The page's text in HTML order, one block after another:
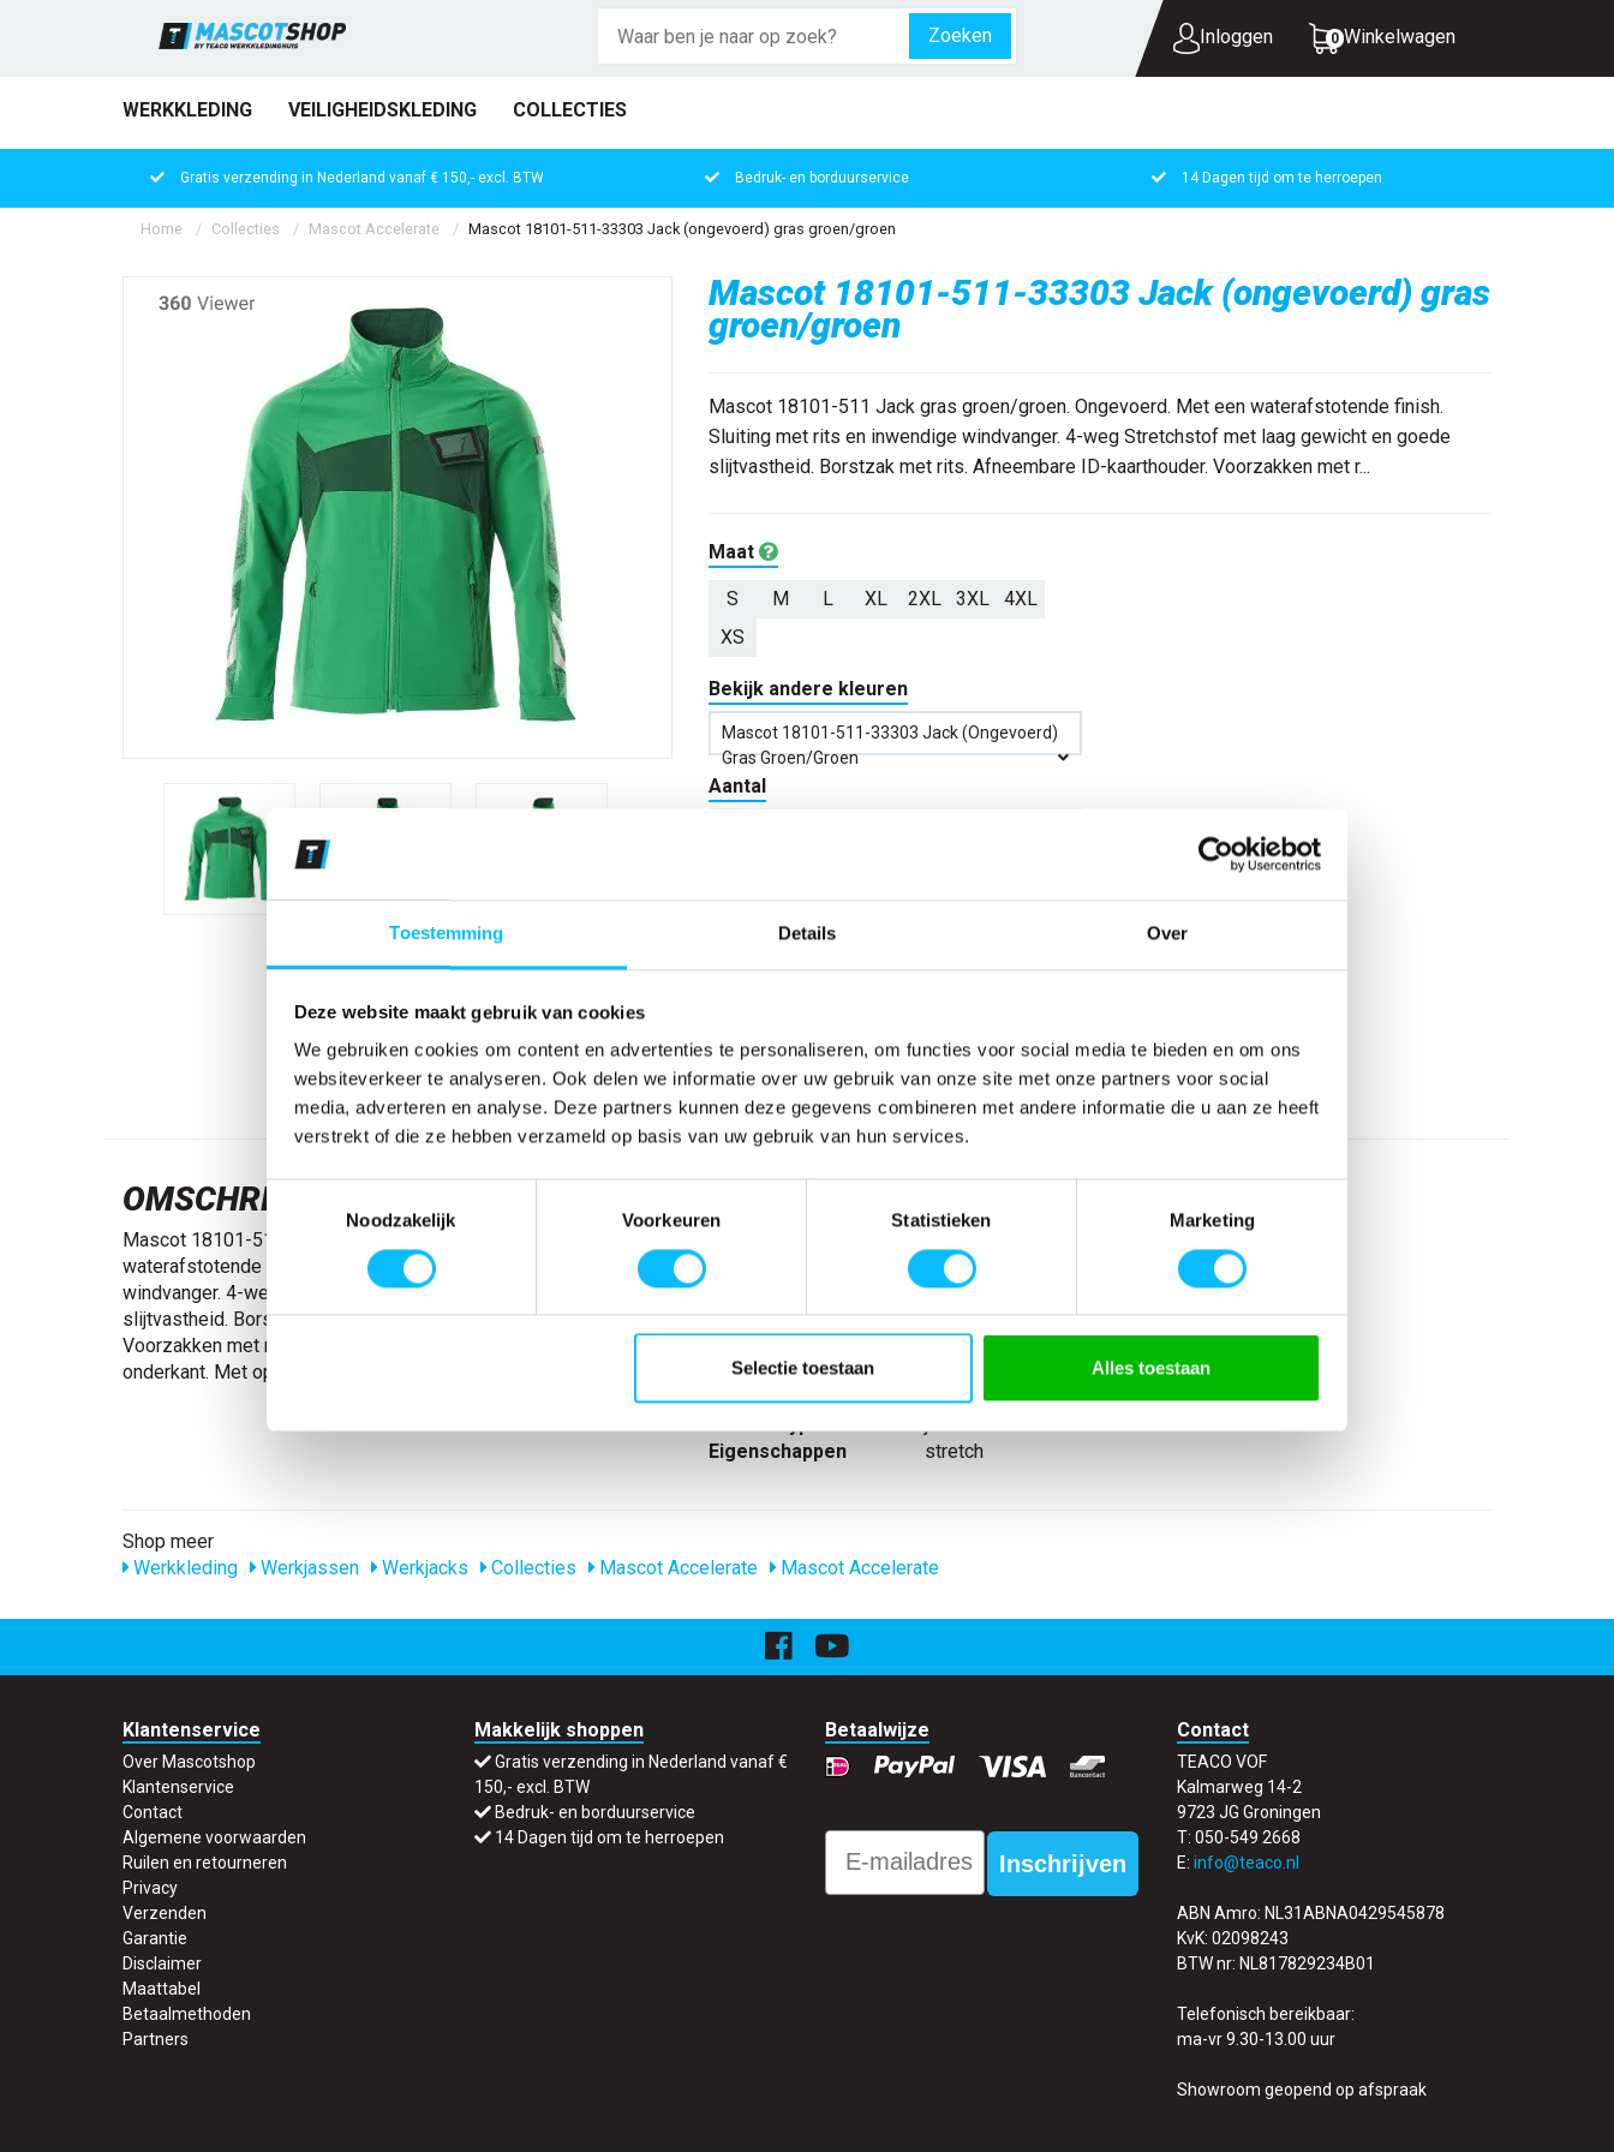
Toestemming Details Over
Deze website maakt gebruik van cookies
We gebruiken cookies om content en advertenties te personaliseren, om functies voor social media te bieden en om ons
websiteverkeer te analyseren. Ook delen we informatie over uw gebruik van onze site met onze partners voor social
media, adverteren en analyse. Deze partners kunnen deze gegevens combineren met andere informatie die u aan ze heeft
verstrekt of die ze hebben verzameld op basis van uw gebruik van hun services.
Toestemmingsselectie
Noodzakelijk
Voorkeuren Statistieken Marketing
Selectie toestaan Alles toestaan
Zoeken Inloggen 0 Winkelwagen
WERKKLEDING VEILIGHEIDSKLEDING COLLECTIES
UW WINKELWAGEN IS LEEG.
Gratis verzending in Nederland vanaf € 150,- excl. BTW Bedruk- en borduurservice 14 Dagen tijd om te herroepen
Home Collecties Mascot Accelerate Mascot 18101-511-33303 Jack (ongevoerd) gras groen/groen
Mascot 18101-511-33303 Jack (ongevoerd) gras
groen/groen
Mascot 18101-511 Jack gras groen/groen. Ongevoerd. Met een waterafstotende finish.
Sluiting met rits en inwendige windvanger. 4-weg Stretchstof met laag gewicht en goede
slijtvastheid. Borstzak met rits. Afneembare ID-kaarthouder. Voorzakken met r...
Maat
S M L XL 2XL 3XL
4XL
XS
Bekijk andere kleuren
Mascot 18101-511-33303 Jack (ongevoerd)
Gras Groen/groen
Aantal
Kies kleur/maat
€ 84,88
€ 102,70€ 120,90incl BTW
Verwachte bezorgdag:14-08-2026
Niet zeker wat jou maat is?Bekijk maattabel
OMSCHRIJVING
Mascot 18101-511 Jack gras groen/groen. Ongevoerd. Met een
waterafstotende finish. Sluiting met rits en inwendige
windvanger. 4-weg Stretchstof met laag gewicht en goede
slijtvastheid. Borstzak met rits. Afneembare ID-kaarthouder.
Voorzakken met rits. Drukknoopregulering bij de pols en aan de
onderkant. Met opdruk en reflectoren.
18101-511
Merk
Mascot
92% polyester/8% elastolefin
nl_materiaal
Polyester Elastolefin
nl_eigenschappen
Stretch
Producttype
jack
Eigenschappen
stretch
Shop meer
Werkkleding
Werkjassen Werkjacks Collecties Mascot Accelerate Mascot Accelerate
Klantenservice
Over Mascotshop
Klantenservice
Contact
Algemene voorwaarden
Ruilen en retourneren
Privacy
Verzenden
Garantie
Disclaimer
Maattabel
Betaalmethoden
Partners
Makkelijk shoppen
Gratis verzending in Nederland vanaf €
150,- excl. BTW
Bedruk- en borduurservice
14 Dagen tijd om te herroepen
Betaalwijze
Email
Inschrijven
Contact
TEACO VOF
Kalmarweg 14-2
9723 JG Groningen
T: 050-549 2668
E: info@teaco.nl
ABN Amro: NL31ABNA0429545878
KvK: 02098243
BTW nr: NL817829234B01
Telefonisch bereikbaar:
ma-vr 9.30-13.00 uur
Showroom geopend op afspraak